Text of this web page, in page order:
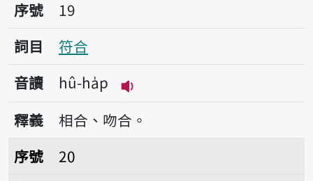
序號
19
詞目
符合
音讀
hû-ha̍p
播放音讀hû-ha̍p
釋義
相合、吻合。
序號20會合
序號
20